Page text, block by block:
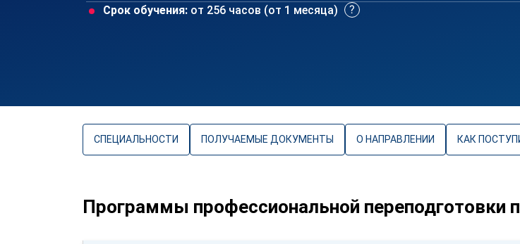
Срок обучения: от 256 часов (от 1 месяца)
СПЕЦИАЛЬНОСТИ ПОЛУЧАЕМЫЕ ДОКУМЕНТЫ О НАПРАВЛЕНИИ КАК
Программы профессиональной переподготовки